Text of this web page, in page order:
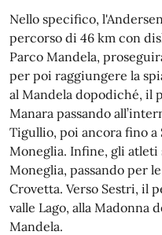
Nello specifico,
percorso di 46 km con
Parco Mandela,
per poi raggiungere la
al Mandela dopodiché, il
Manara passando
Tigullio, poi ancora fino a
Moneglia. Infine, gli
Moneglia, passando per
Crovetta. Verso Sestri, il
valle Lago, alla Madonna
Mandela.